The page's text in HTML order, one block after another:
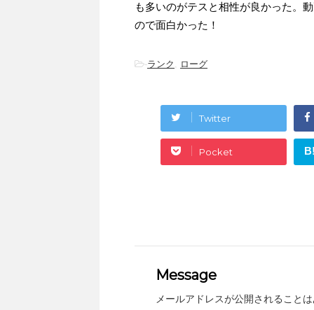
も多いのがテスと相性が良かった。
ので面白かった！
-ランク , ローグ
Twitter
Pocket
Message
メールアドレスが公開されること